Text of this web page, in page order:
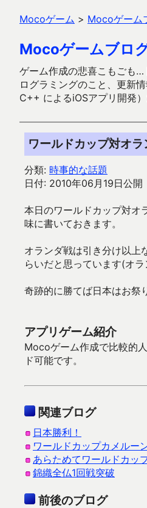
Mocoゲーム > Mocoゲーム
Mocoゲームブロ
ゲーム作成の悲喜こもごも
ログラミングのこと、更新
C++ によるiOSアプリ開発
ワールドカップ対オラ
分類: 時事的な話題
日付: 2010年06月19日公開
本日のワールドカップ対オ
味に書いておきます。
オランダ戦は引き分け以上
らいだと思っています(オ
奇跡的に勝てば日本はお祭
アプリゲーム紹介
Mocoゲーム作成で比較的
ド可能です。
関連ブログ
日本勝利！
ワールドカップカメルー
あらためてワールドカッ
錦織全仏1回戦突破
前後のブログ